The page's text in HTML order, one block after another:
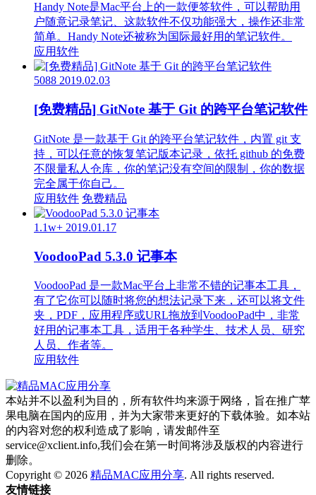
Handy Note是Mac平台上的一款便签软件，可以帮助用
户随意记录笔记、这款软件不仅功能强大，操作还非常
简单。Handy Note还被称为国际最好用的笔记软件。
应用软件
5088 2019.02.03
[免费精品] GitNote 基于 Git 的跨平台笔记软件
GitNote 是一款基于 Git 的跨平台笔记软件，内置 git 支
持，可以任意的恢复笔记版本记录，依托 github 的免费
不限量私人仓库，你的笔记没有空间的限制，你的数据
完全属于你自己。
应用软件 免费精品
1.1w+ 2019.01.17
VoodooPad 5.3.0 记事本
VoodooPad 是一款Mac平台上非常不错的记事本工具，
有了它你可以随时将您的想法记录下来，还可以将文件
夹，PDF，应用程序或URL拖放到VoodooPad中，非常
好用的记事本工具，适用于各种学生、技术人员、研究
人员、作者等。
应用软件
本站并不以盈利为目的，所有软件均来源于网络，旨在推广苹
果电脑在国内的应用，并为大家带来更好的下载体验。如本站
的内容对您的权利造成了影响，请发邮件至
service@xclient.info,我们会在第一时间将涉及版权的内容进行
删除。
Copyright © 2026 精品MAC应用分享. All rights reserved.
友情链接